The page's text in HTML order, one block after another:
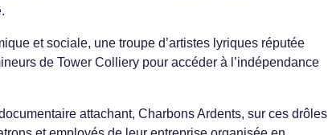
et sociale, une troupe d’artistes lyriques réputée
de Tower Colliery pour accéder à l’indépendance
attachant, Charbons Ardents, sur ces drôles